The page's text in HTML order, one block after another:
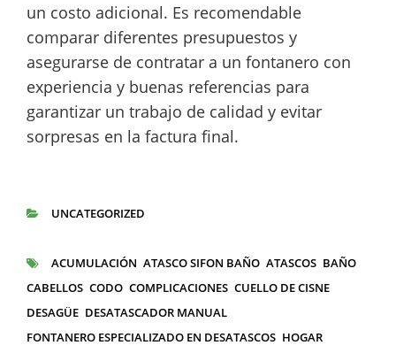
un costo adicional. Es recomendable
comparar diferentes presupuestos y
asegurarse de contratar a un fontanero con
experiencia y buenas referencias para
garantizar un trabajo de calidad y evitar
sorpresas en la factura final.
UNCATEGORIZED
ETIQUETAS
ACUMULACIÓN ATASCO SIFON BAÑO ATASCOS BAÑO
CABELLOS CODO COMPLICACIONES CUELLO DE CISNE
DESAGÜE DESATASCADOR MANUAL
FONTANERO ESPECIALIZADO EN DESATASCOS HOGAR